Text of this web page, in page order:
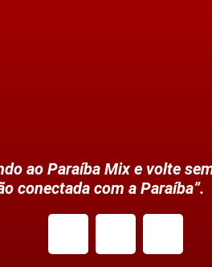
ao Paraíba Mix e volte
conectada com a Paraíba”.